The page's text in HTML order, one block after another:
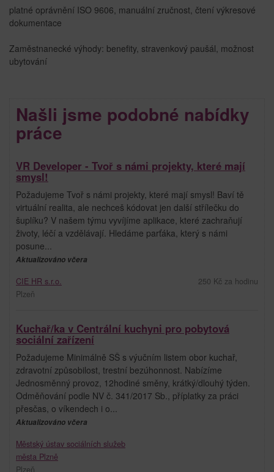
platné oprávnění ISO 9606, manuální zručnost, čtení výkresové
dokumentace
Zaměstnanecké výhody: benefity, stravenkový paušál, možnost
ubytování
Našli jsme podobné nabídky
práce
VR Developer - Tvoř s námi projekty, které mají
smysl!
Požadujeme Tvoř s námi projekty, které mají smysl! Baví tě
virtuální realita, ale nechceš kódovat jen další střílečku do
šuplíku? V našem týmu vyvíjíme aplikace, které zachraňují
životy, léčí a vzdělávají. Hledáme parťáka, který s námi
posune...
Aktualizováno včera
CIE HR s.r.o.
Plzeň
250 Kč za hodinu
Kuchař/ka v Centrální kuchyni pro pobytová
sociální zařízení
Požadujeme Minimálně SŠ s výučním listem obor kuchař,
zdravotní způsobilost, trestní bezúhonnost. Nabízíme
Jednosměnný provoz, 12hodiné směny, krátký/dlouhý týden.
Odměňování podle NV č. 341/2017 Sb., příplatky za práci
přesčas, o víkendech i o...
Aktualizováno včera
Městský ústav sociálních služeb
města Plzně
Plzeň